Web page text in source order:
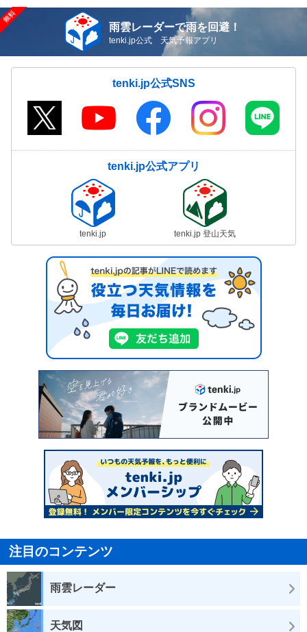
雨雲レーダーで雨を回避！
tenki.jp公式 天気予報アプリ
tenki.jp公式SNS
tenki.jp公式アプリ
tenki.jp tenki.jp 登山天気
注目のコンテンツ
雨雲レーダー
天気図